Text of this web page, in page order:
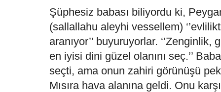
Şüphesiz babası biliyordu ki,
(sallallahu aleyhi vessellem)
aranıyor’’ buyuruyorlar.
en iyisi dini güzel olanını seç.’’
seçti, ama onun zahiri görünüşü
Mısıra hava alanına geldi. Onu